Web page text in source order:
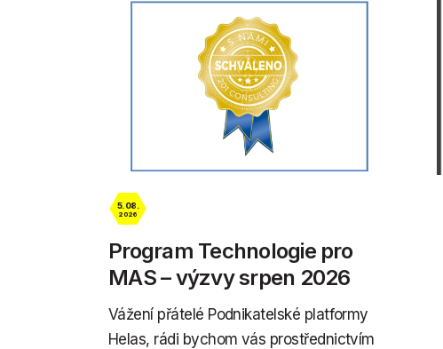
5. 08.
2026
Program Technologie pro
MAS – výzvy srpen 2026
Vážení přátelé Podnikatelské platformy
Helas, rádi bychom vás prostřednictvím